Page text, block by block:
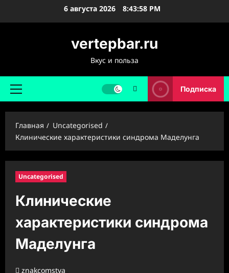
6 августа 2026 8:43:59 PM
vertepbar.ru
Вкус и польза
Основное
Подписка
Главная
Uncategorised
Клинические характеристики синдрома Маделунга
Uncategorised
Клинические
характеристики синдрома
Маделунга
znakcomstva_